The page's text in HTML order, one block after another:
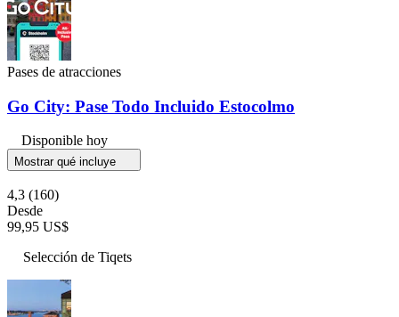
Pases de atracciones
Go City: Pase Todo Incluido Estocolmo
Disponible hoy
Mostrar qué incluye
4,3 (160)
Desde
99,95 US$
Selección de Tiqets